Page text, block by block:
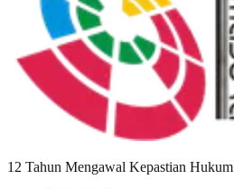
12 Tahun Mengawal Kepastian Hukum